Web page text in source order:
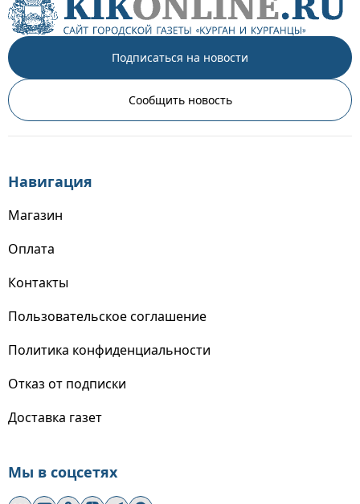
Подписаться на новости
Сообщить новость
Навигация
Магазин
Оплата
Контакты
Пользовательское соглашение
Политика конфиденциальности
Отказ от подписки
Доставка газет
Мы в соцсетях